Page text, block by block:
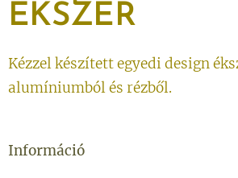
ÉKSZER
Kézzel készített egyedi design
alumíniumból és rézből.
Információ